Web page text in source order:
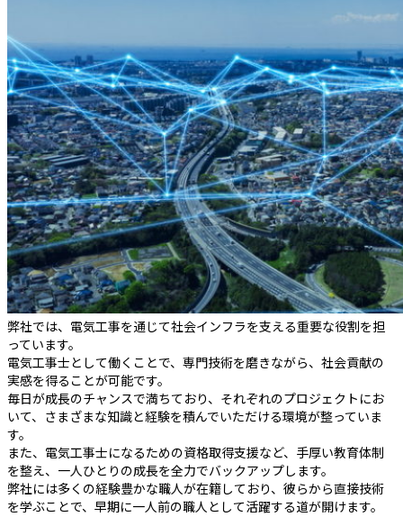
弊社では、電気工事を通じて社会インフラを支える重要な役割を担
っています。
電気工事士として働くことで、専門技術を磨きながら、社会貢献の
実感を得ることが可能です。
毎日が成長のチャンスで満ちており、それぞれのプロジェクトにお
いて、さまざまな知識と経験を積んでいただける環境が整っていま
す。
また、電気工事士になるための資格取得支援など、手厚い教育体制
を整え、一人ひとりの成長を全力でバックアップします。
弊社には多くの経験豊かな職人が在籍しており、彼らから直接技術
を学ぶことで、早期に一人前の職人として活躍する道が開けます。